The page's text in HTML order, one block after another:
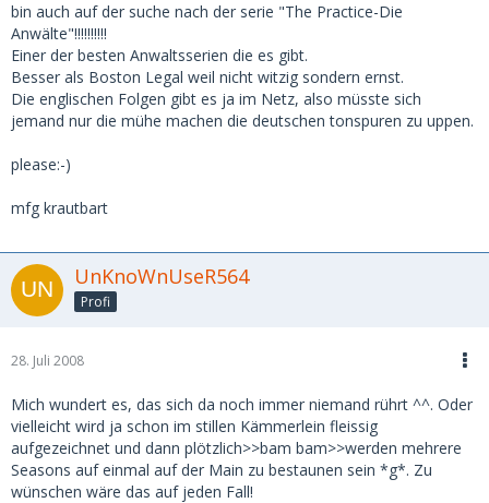
bin auch auf der suche nach der serie "The Practice-Die
Anwälte"!!!!!!!!!!
Einer der besten Anwaltsserien die es gibt.
Besser als Boston Legal weil nicht witzig sondern ernst.
Die englischen Folgen gibt es ja im Netz, also müsste sich
jemand nur die mühe machen die deutschen tonspuren zu uppen.
please:-)
mfg krautbart
UnKnoWnUseR564
Profi
28. Juli 2008
Mich wundert es, das sich da noch immer niemand rührt ^^. Oder
vielleicht wird ja schon im stillen Kämmerlein fleissig
aufgezeichnet und dann plötzlich>>bam bam>>werden mehrere
Seasons auf einmal auf der Main zu bestaunen sein *g*. Zu
wünschen wäre das auf jeden Fall!